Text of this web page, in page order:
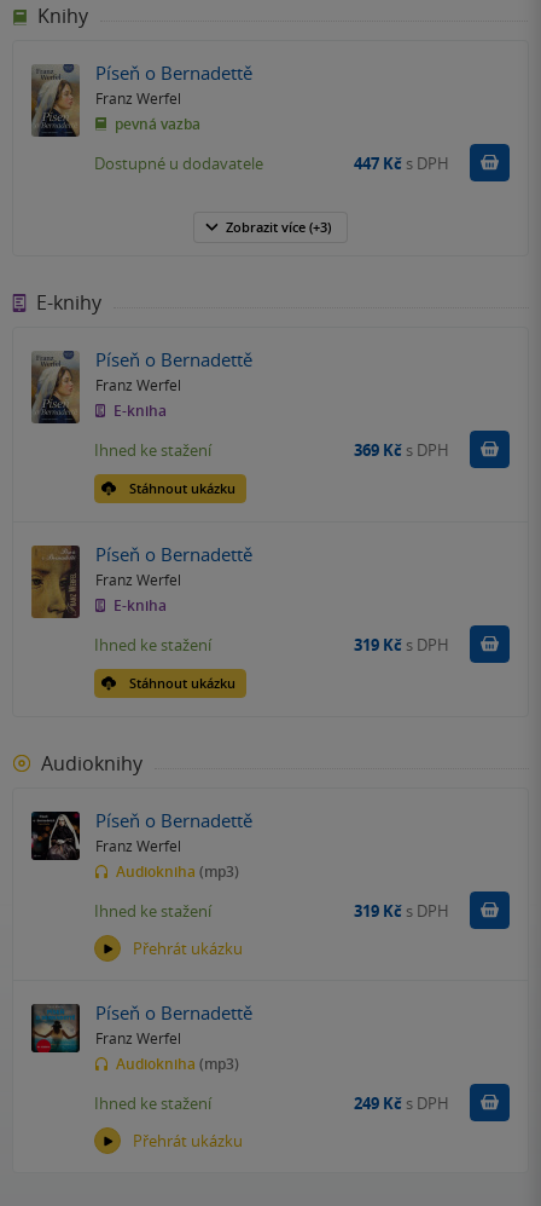
Knihy
Píseň o Bernadettě
Franz Werfel
pevná vazba
Dostupné u dodavatele 447 Kč s DPH
Zobrazit více (+3)
E-knihy
Píseň o Bernadettě
Franz Werfel
E-kniha
Stáhnout ukázku
Ihned ke stažení 369 Kč s DPH Koupit
Píseň o Bernadettě
Franz Werfel
E-kniha
Stáhnout ukázku
Ihned ke stažení 319 Kč s DPH Koupit
Audioknihy
Píseň o Bernadettě
Franz Werfel
Audiokniha (mp3)
Přehrát ukázku
Ihned ke stažení 319 Kč s DPH Koupit
Píseň o Bernadettě
Franz Werfel
Audiokniha (mp3)
Přehrát ukázku
Ihned ke stažení 249 Kč s DPH Koupit